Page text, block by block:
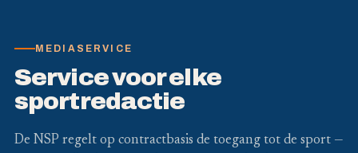
MEDIASERVICE
Service voor elke
sportredactie
De NSP regelt op contractbasis de toegang tot de sport —